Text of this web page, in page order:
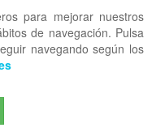
para mejorar nuestros
de navegación. Pulsa
navegando según los